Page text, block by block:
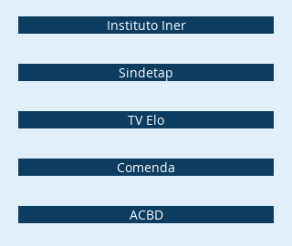
Instituto Iner
Sindetap
TV Elo
Comenda
ACBD